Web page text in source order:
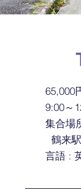
65,000
9:00～
集合場
鶴来
言語 :